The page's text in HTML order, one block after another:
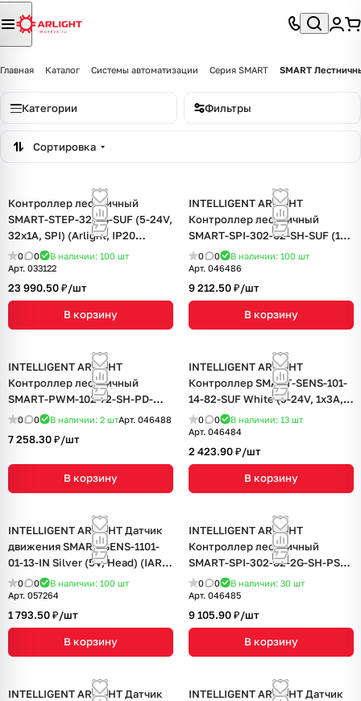
Главная Каталог Системы автоматизации Серия SMART SMART
Категории Фильтры
Сортировка
Контроллер лестничный
SMART-STEP-32-2S-SUF (5-24V,
32x1A, SPI) (Arlight, IP20
Пластик, 5 лет)
0 0 В наличии: 100 шт
Арт. 033122
23 990.50 ₽/шт
В корзину
INTELLIGENT ARLIGHT
Контроллер лестничный
SMART-SPI-302-62-SH-SUF (12-
24V, Stair) (IARL, IP20 Пластик,
5 лет)
0 0 В наличии: 100 шт
Арт. 046486
9 212.50 ₽/шт
В корзину
INTELLIGENT ARLIGHT
Контроллер лестничный
SMART-PWM-102-72-SH-PD-
SUF (12-48V, 2x6A, SENS) (IARL,
0 0 В наличии: 2 штАрт. 046488
7 258.30 ₽/шт
В корзину
INTELLIGENT ARLIGHT
Контроллер SMART-SENS-101-
14-82-SUF White (5-24V, 1x3A,
Step, PIR, 2.4G) (IARL, IP20
Пластик, 5 лет)
0 0 В наличии: 13 шт
Арт. 046484
2 423.90 ₽/шт
В корзину
INTELLIGENT ARLIGHT Датчик
движения SMART-SENS-1101-
01-13-IN Silver (5V, Head) (IARL,
IP20 Пластик, 5 лет)
0 0 В наличии: 100 шт
Арт. 057264
1 793.50 ₽/шт
В корзину
INTELLIGENT ARLIGHT
Контроллер лестничный
SMART-SPI-302-82-2G-SH-PS-
SUF (12-24V, TUYA Wi-Fi, 2.4G)
(IARL, IP20 Пластик, 5 лет)
0 0 В наличии: 30 шт
Арт. 046485
9 105.90 ₽/шт
В корзину
INTELLIGENT ARLIGHT Датчик
INTELLIGENT ARLIGHT Датчик